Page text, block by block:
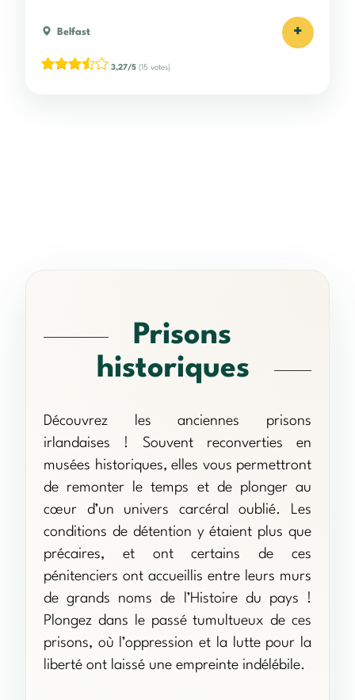
Belfast +
3,27/5 (15 votes)
Prisons
historiques
Découvrez les anciennes prisons
irlandaises ! Souvent reconverties en
musées historiques, elles vous permettront
de remonter le temps et de plonger au
cœur d’un univers carcéral oublié. Les
conditions de détention y étaient plus que
précaires, et ont certains de ces
pénitenciers ont accueillis entre leurs murs
de grands noms de l’Histoire du pays !
Plongez dans le passé tumultueux de ces
prisons, où l’oppression et la lutte pour la
liberté ont laissé une empreinte indélébile.